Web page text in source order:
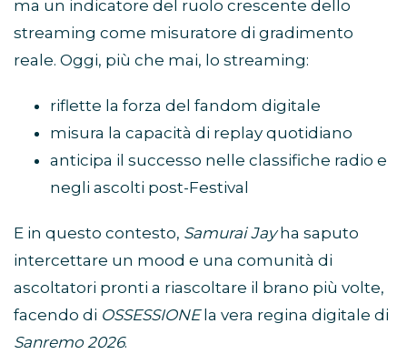
ma un indicatore del ruolo crescente dello
streaming come misuratore di gradimento
reale. Oggi, più che mai, lo streaming:
riflette la forza del fandom digitale
misura la capacità di replay quotidiano
anticipa il successo nelle classifiche radio e
negli ascolti post-Festival
E in questo contesto, Samurai Jayha saputo
intercettare un mood e una comunità di
ascoltatori pronti a riascoltare il brano più volte,
facendo di OSSESSIONEla vera regina digitale di
Sanremo 2026.